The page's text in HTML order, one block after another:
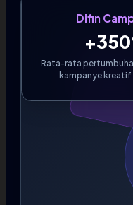
Difin
Rata-rata
kampanye kreatif